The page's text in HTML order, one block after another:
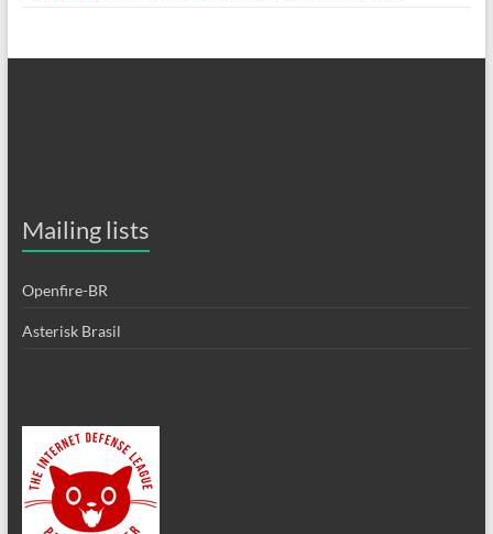
Mailing lists
Openfire-BR
Asterisk Brasil